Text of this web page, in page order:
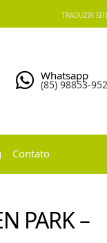
TRADUZIR
Whatsapp
(85) 98853-
Contato
PARK –